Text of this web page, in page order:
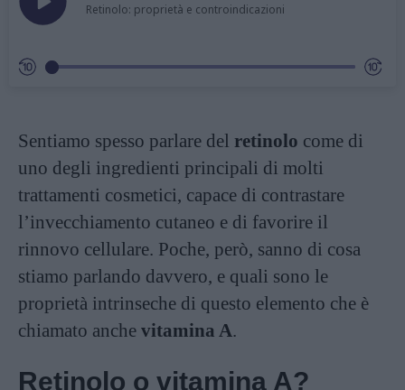
Retinolo: proprietà e controindicazioni
Sentiamo spesso parlare del retinolo come di
uno degli ingredienti principali di molti
trattamenti cosmetici, capace di contrastare
l’invecchiamento cutaneo e di favorire il
rinnovo cellulare. Poche, però, sanno di cosa
stiamo parlando davvero, e quali sono le
proprietà intrinseche di questo elemento che è
chiamato anche vitamina A.
Retinolo o vitamina A?